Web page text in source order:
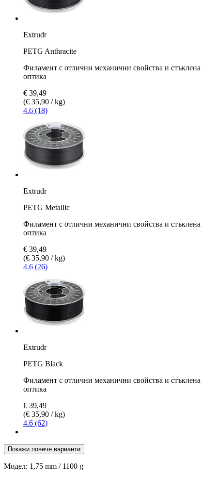
Extrudr
PETG Anthracite
Филамент с отлични механични свойства и стъклена
оптика
€ 39,49
(€ 35,90 / kg)
4.6 (18)
Extrudr
PETG Metallic
Филамент с отлични механични свойства и стъклена
оптика
€ 39,49
(€ 35,90 / kg)
4.6 (26)
Extrudr
PETG Black
Филамент с отлични механични свойства и стъклена
оптика
€ 39,49
(€ 35,90 / kg)
4.6 (62)
Покажи повече варианти
Модел: 1,75 mm / 1100 g